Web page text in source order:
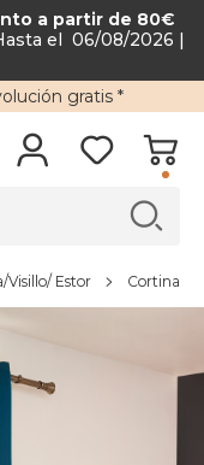
a partir de 80€
el 06/08/2026 |
gratis*
Visillo/ Estor Cortina